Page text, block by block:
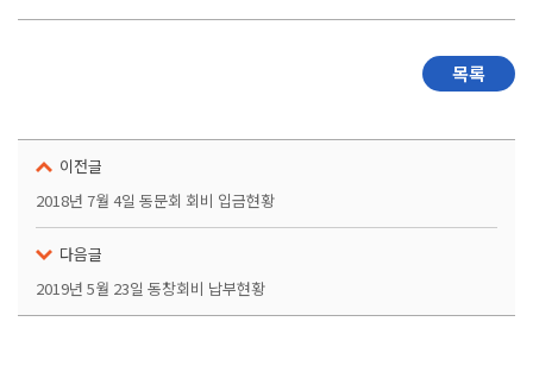
목록
이전글
2018년 7월 4일 동문회 회비 입금현황
다음글
2019년 5월 23일 동창회비 납부현황